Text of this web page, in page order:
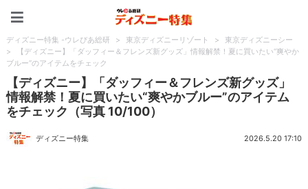
ディズニー特集 -ウレぴあ総研 > 東京ディズニーリゾート >
東京ディズニーシー
>
【ディズニー】「ダッフィー＆フレンズ新グッズ」情報解禁！夏に買いたい“爽やか
ブルー”のアイテムをチェック
【ディズニー】「ダッフィー＆フレンズ新グッズ」
情報解禁！夏に買いたい“爽やかブルー”のアイテム
をチェック（写真 10/100）
ディズニー特集 2026.5.20 17:10